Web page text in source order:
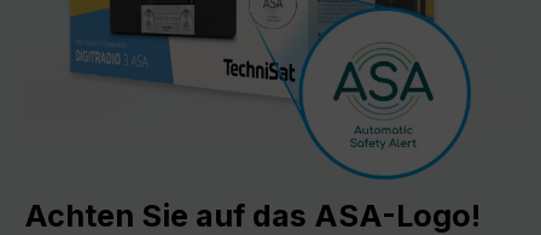
Achten Sie auf das ASA-Logo!